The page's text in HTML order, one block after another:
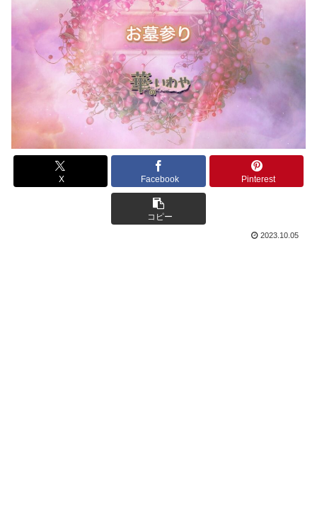
X Facebook Pinterest
コピー
2023.10.05